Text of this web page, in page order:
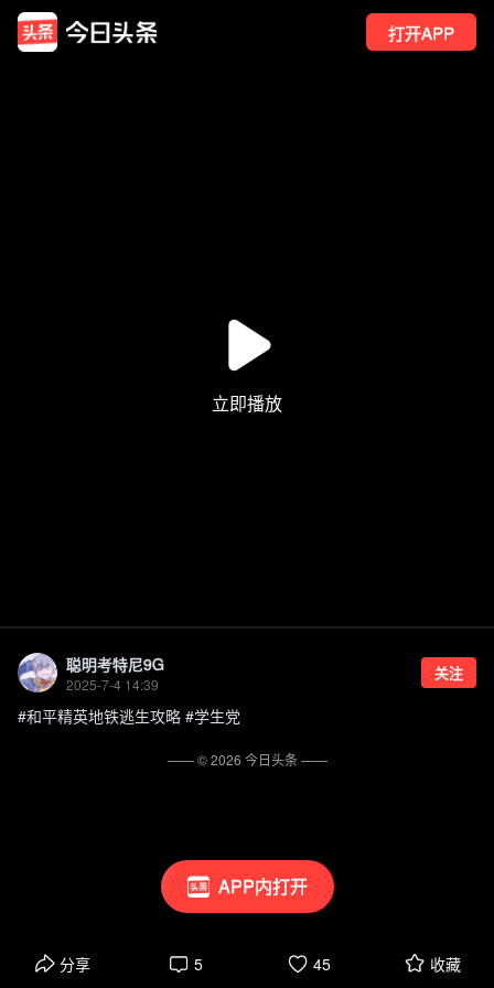
打开APP
APP内打开
聪明考特尼9G
2025-7-4 14:39
关注
#和平精英地铁逃生攻略 #学生党
分享 5 45 收藏
—— ©2026 今日头条——